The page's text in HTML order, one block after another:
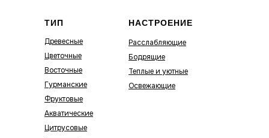
ТИП
Древесные
Цветочные
Восточные
Гурманские
Фруктовые
Акватические
Цитрусовые
НАСТРОЕНИЕ
Расслабляющие
Бодрящие
Теплые и уютные
Освежающие